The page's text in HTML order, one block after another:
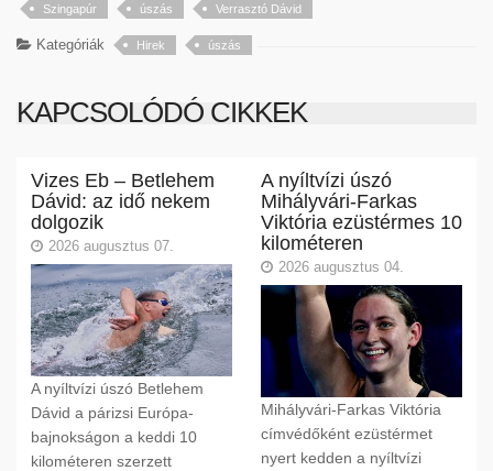
Szingapúr
úszás Verrasztó Dávid
Kategóriák Hirek úszás
KAPCSOLÓDÓ CIKKEK
Vizes Eb – Betlehem
Dávid: az idő nekem
dolgozik
2026 augusztus 07.
A nyíltvízi úszó Betlehem
Dávid a párizsi Európa-
bajnokságon a keddi 10
kilométeren szerzett
A nyíltvízi úszó
Mihályvári-Farkas
Viktória ezüstérmes 10
kilométeren
2026 augusztus 04.
Mihályvári-Farkas Viktória
címvédőként ezüstérmet
nyert kedden a nyíltvízi